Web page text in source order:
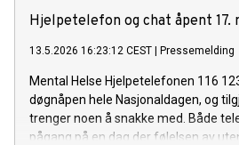
Hjelpetelefon og chat åpent 17.
13.5.2026 16:23:12 CEST | Pressemelding
Mental Helse Hjelpetelefonen 116
døgnåpen hele Nasjonaldagen, og
trenger noen å snakke med. Både
pågang på en dag der følelsen av